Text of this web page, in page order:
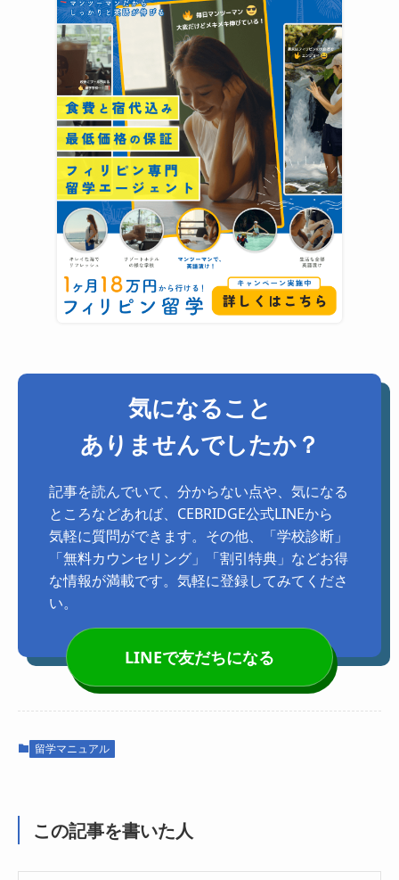
気になること
ありませんでしたか？
記事を読んでいて、分からない点や、気になる
ところなどあれば、CEBRIDGE公式LINEから
気軽に質問ができます。その他、「学校診断」
「無料カウンセリング」「割引特典」などお得
な情報が満載です。気軽に登録してみてくださ
い。
LINEで友だちになる
留学マニュアル
この記事を書いた人